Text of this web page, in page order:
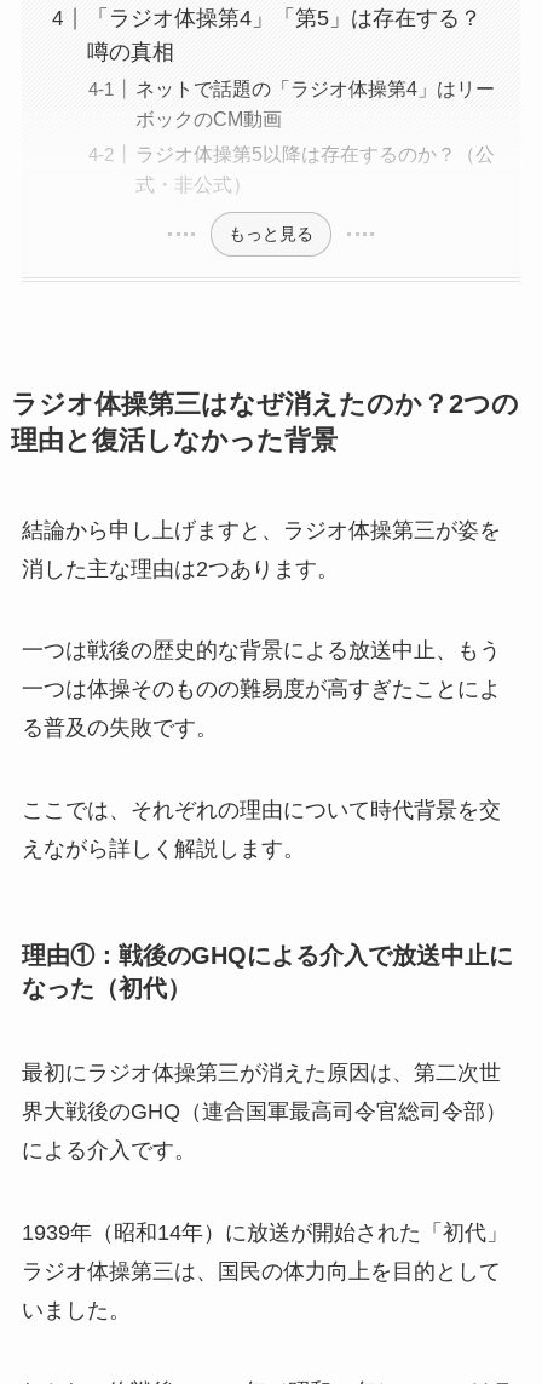
「ラジオ体操第4」「第5」は存在する？
噂の真相
ネットで話題の「ラジオ体操第4」はリー
ボックのCM動画
ラジオ体操第5以降は存在するのか？（公
式・非公式）
もっと見る
ラジオ体操第三はなぜ消えたのか？2つの
理由と復活しなかった背景
結論から申し上げますと、ラジオ体操第三が姿を
消した主な理由は2つあります。
一つは戦後の歴史的な背景による放送中止、もう
一つは体操そのものの難易度が高すぎたことによ
る普及の失敗です。
ここでは、それぞれの理由について時代背景を交
えながら詳しく解説します。
理由①：戦後のGHQによる介入で放送中止に
なった（初代）
最初にラジオ体操第三が消えた原因は、第二次世
界大戦後のGHQ（連合国軍最高司令官総司令部）
による介入です。
1939年（昭和14年）に放送が開始された「初代」
ラジオ体操第三は、国民の体力向上を目的として
いました。